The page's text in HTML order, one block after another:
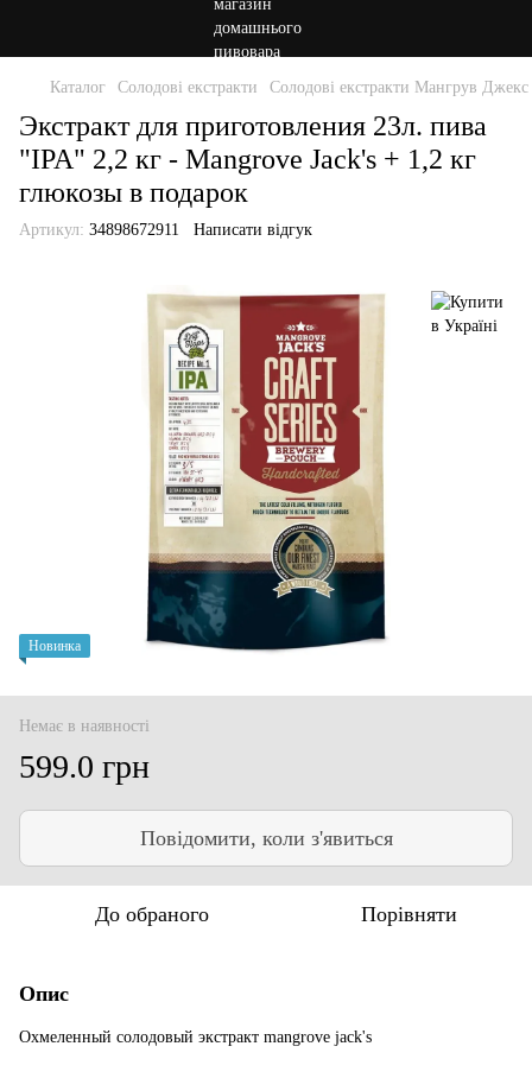
Каталог Солодові екстракти Солодові екстракти Мангрув Джекс
Экстракт для приготовления 23л. пива
"IPA" 2,2 кг - Mangrove Jack's + 1,2 кг
глюкозы в подарок
Артикул: 34898672911 Написати відгук
Новинка
Немає в наявності
599.0 грн
Повідомити, коли з'явиться
До обраного Порівняти
Опис
Охмеленный солодовый экстракт mangrove jack's